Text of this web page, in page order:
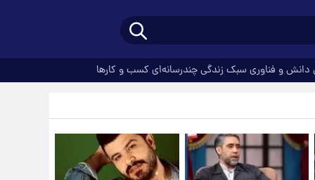
دانش و فناوری سبک زندگیچندرسانه‌ای کسب و کارها